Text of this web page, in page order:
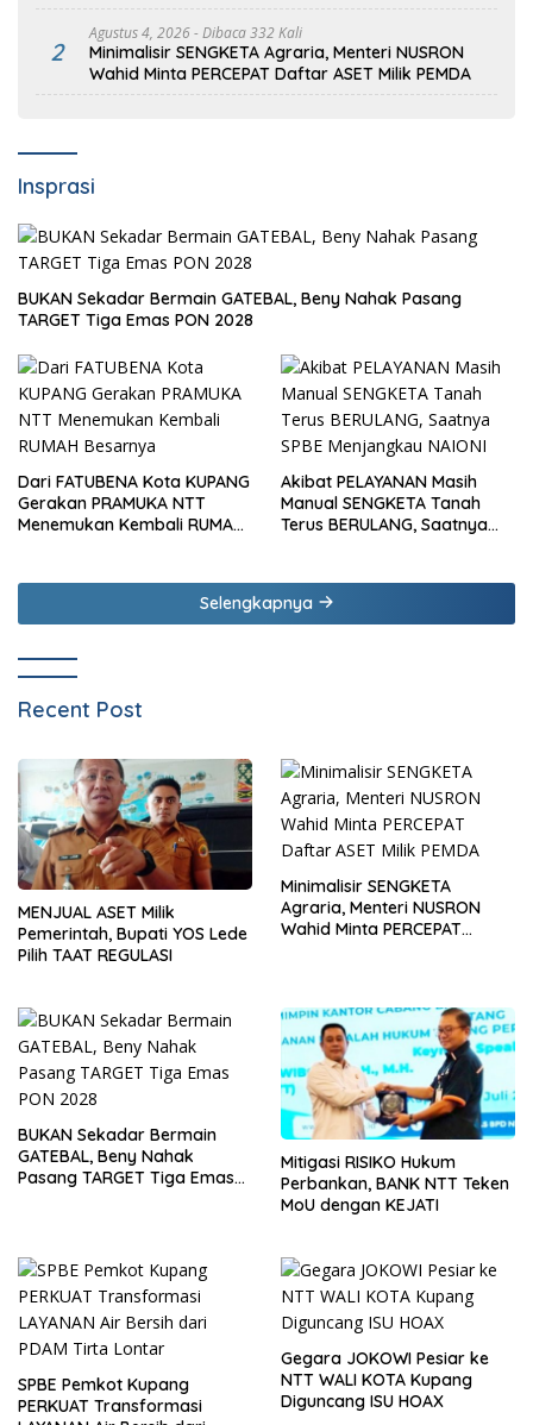
2
Agustus 4, 2026- Dibaca 332 Kali
Minimalisir SENGKETA Agraria, Menteri NUSRON
Wahid Minta PERCEPAT Daftar ASET Milik PEMDA
Insprasi
BUKAN Sekadar Bermain GATEBAL, Beny Nahak Pasang
TARGET Tiga Emas PON 2028
Dari FATUBENA Kota KUPANG
Gerakan PRAMUKA NTT
Menemukan Kembali RUMAH
Akibat PELAYANAN Masih
Manual SENGKETA Tanah
Terus BERULANG, Saatnya
Selengkapnya
Recent Post
MENJUAL ASET Milik
Pemerintah, Bupati YOS Lede
Pilih TAAT REGULASI
Minimalisir SENGKETA
Agraria, Menteri NUSRON
Wahid Minta PERCEPAT
BUKAN Sekadar Bermain
GATEBAL, Beny Nahak
Pasang TARGET Tiga Emas
Mitigasi RISIKO Hukum
Perbankan, BANK NTT Teken
MoU dengan KEJATI
SPBE Pemkot Kupang
PERKUAT Transformasi
Gegara JOKOWI Pesiar ke
NTT WALI KOTA Kupang
Diguncang ISU HOAX